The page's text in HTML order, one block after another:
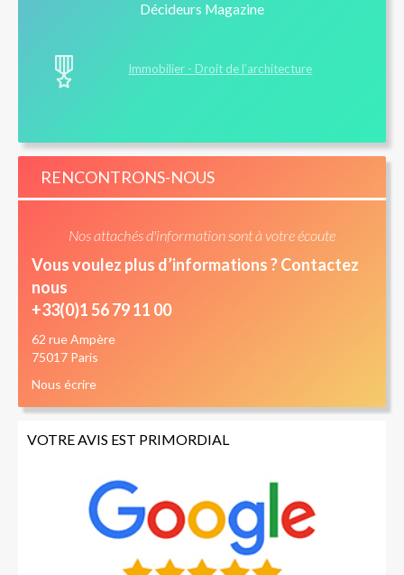
Décideurs Magazine
Immobilier - Droit de l’architecture
RENCONTRONS-NOUS
Nos attachés d'information sont à votre écoute
Vous voulez plus d’informations ? Contactez
nous
+33(0)1 56 79 11 00
62 rue Ampère
75017 Paris
Nous écrire
VOTRE AVIS EST PRIMORDIAL